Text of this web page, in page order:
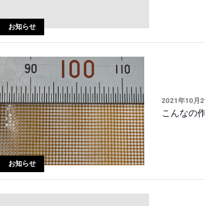
お知らせ
2021年10月
こんなの
お知らせ